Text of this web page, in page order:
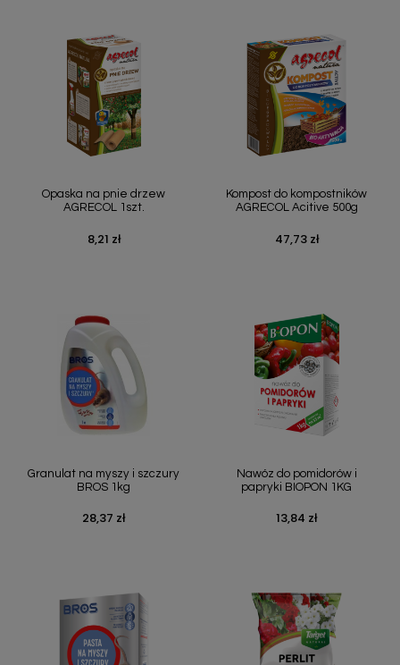
Opaska na pnie drzew
AGRECOL 1szt.
Cena
8,21 zł
Kompost do kompostników
AGRECOL Acitive 500g
Cena
47,73 zł
Granulat na myszy i szczury
BROS 1kg
Cena
28,37 zł
Nawóz do pomidorów i
papryki BIOPON 1KG
Cena
13,84 zł